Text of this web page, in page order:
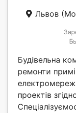
Львов
Будівельна
ремонти
проектів